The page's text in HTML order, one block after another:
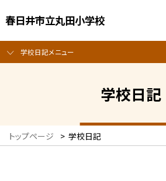
春日井市立丸田小学校
学校日記メニュー
学校日記
トップページ > 学校日記